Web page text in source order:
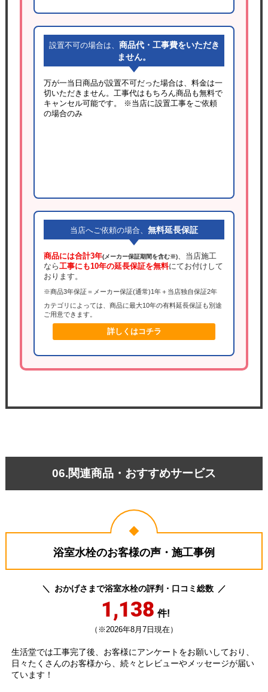
設置不可の場合は、 商品代・工事費をいただき
ません。
万が一当日商品が設置不可だった場合は、料金は一
切いただきません。工事代はもちろん商品も無料で
キャンセル可能です。
※当店に設置工事をご依頼
の場合のみ
当店へご依頼の場合、 無料延長保証
商品には合計3年(メーカー保証期間を含む※)、当店施工
なら工事にも10年の延長保証を無料にてお付けして
おります。
※商品3年保証＝メーカー保証(通常)1年＋当店独自保証2年
カテゴリによっては、商品に最大10年の有料延長保証も別途
ご用意できます。
詳しくはコチラ
06.関連商品・おすすめサービス
浴室水栓のお客様の声・施工事例
おかげさまで浴室水栓の評判・口コミ総数
1,138 件!
（※2026年8月7日現在）
生活堂では工事完了後、お客様にアンケートをお願いしており、
日々たくさんのお客様から、続々とレビューやメッセージが届い
ています！